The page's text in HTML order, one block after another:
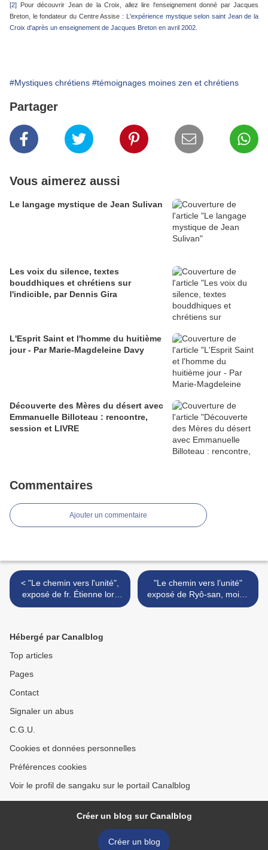
[2] Pour découvrir Jean de la Croix, allez lire l'enseignement donné par Jacques
Breton, le fondateur du Centre Assise : L'expérience mystique selon saint Jean de la
Croix d'après un enseignement de Jacques Breton en avril 2002
#Mystiques chrétiens #témoignages moines zen et chrétiens
Partager
Vous aimerez aussi
Le langage mystique de Jean Sulivan
Les voix du silence, textes
bouddhiques et chrétiens sur
l'indicible, par Dennis Gira
L'Esprit Saint et l'homme du huitième
jour - Par Marie-Magdeleine Davy
Découverte des Mères du désert avec
Emmanuelle Billoteau : rencontre,
session et LIVRE
Commentaires
Ajouter un commentaire
< "Le chemin vers l'unité",
exposé de fr. Étienne lors
de la rencontre avec le
"Le chemin vers l’unité"
exposé de Ryô-san, moine
zen japonais, lors de la 3e
Hébergé par Canalblog
Top articles
Pages
Contact
Signaler un abus
C.G.U.
Cookies et données personnelles
Préférences cookies
Voir le profil de sangaku sur le portail Canalblog
Créer un blog sur Canalblog
Créer un blog